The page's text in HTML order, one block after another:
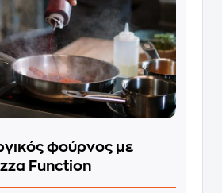
φούρνος με
Function